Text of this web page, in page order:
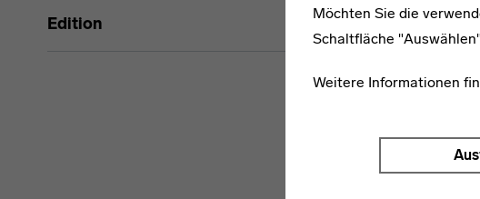
Möchten Sie die
Schaltfläche
Weitere Informationen
Edition